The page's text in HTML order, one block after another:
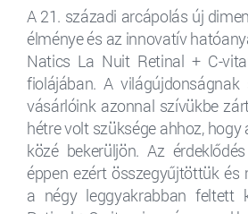
A 21. századi arcápolás új
élménye és az innovatív
Natics La Nuit Retinal + C-
fiolájában. A
vásárlóink azonnal szívükbe
hétre volt szüksége ahhoz, hogy
közé bekerüljön. Az
éppen ezért összegyűjtöttük és
a négy leggyakrabban feltett